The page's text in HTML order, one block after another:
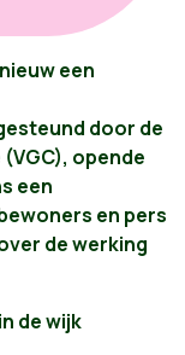
een
door de
opende
een
en pers
de werking
de wijk